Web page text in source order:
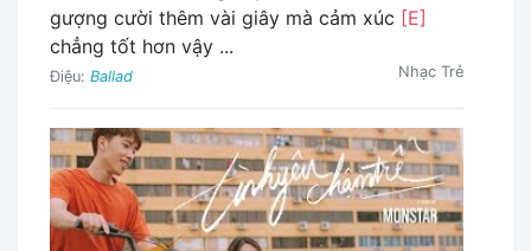
gượng cười thêm vài giây mà cảm xúc [E]
chẳng tốt hơn vậy ...
Điệu: Ballad Nhạc Trẻ